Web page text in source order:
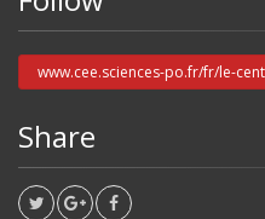
www.cee.sciences-po.fr/fr/le-
Share